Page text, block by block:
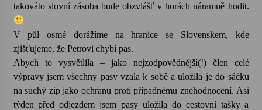
takováto slovní zásoba bude obzvlášť v horách náramně hodit.
V půl osmé dorážíme na hranice se Slovenskem, kde
zjišťujeme, že Petrovi chybí pas.
Abych to vysvětlila – jako nejzodpovědnější(!) člen celé
výpravy jsem všechny pasy vzala k sobě a uložila je do sáčku
na suchý zip jako ochranu proti případnému znehodnocení. Asi
týden před odjezdem jsem pasy uložila do cestovní tašky a